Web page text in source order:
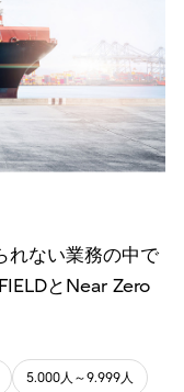
れない業務の中で
とNear Zero
5.000人～9.999人